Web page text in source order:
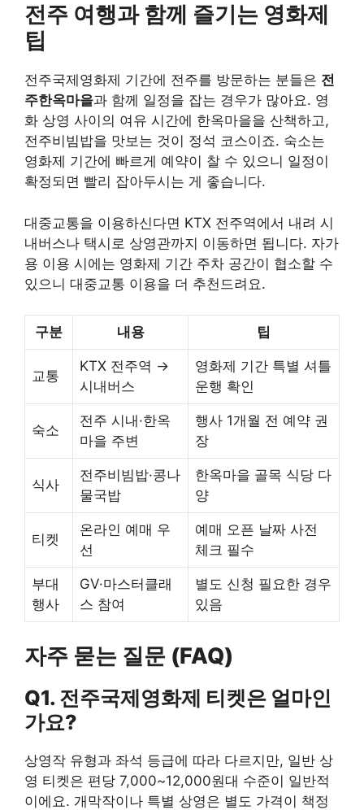
전주 여행과 함께 즐기는 영화제
팁
전주국제영화제 기간에 전주를 방문하는 분들은 전
주한옥마을과 함께 일정을 잡는 경우가 많아요. 영
화 상영 사이의 여유 시간에 한옥마을을 산책하고,
전주비빔밥을 맛보는 것이 정석 코스이죠. 숙소는
영화제 기간에 빠르게 예약이 찰 수 있으니 일정이
확정되면 빨리 잡아두시는 게 좋습니다.
대중교통을 이용하신다면 KTX 전주역에서 내려 시
내버스나 택시로 상영관까지 이동하면 됩니다. 자가
용 이용 시에는 영화제 기간 주차 공간이 협소할 수
있으니 대중교통 이용을 더 추천드려요.
구분 내용 팁
교통
KTX 전주역 →
시내버스
영화제 기간 특별 셔틀
운행 확인
숙소
전주 시내·한옥
마을 주변
행사 1개월 전 예약 권
장
식사
전주비빔밥·콩나
물국밥
한옥마을 골목 식당 다
양
티켓
온라인 예매 우
선
예매 오픈 날짜 사전
체크 필수
부대
행사
GV·마스터클래
스 참여
별도 신청 필요한 경우
있음
자주 묻는 질문 (FAQ)
Q1. 전주국제영화제 티켓은 얼마인
가요?
상영작 유형과 좌석 등급에 따라 다르지만, 일반 상
영 티켓은 편당 7,000~12,000원대 수준이 일반적
이에요. 개막작이나 특별 상영은 별도 가격이 책정